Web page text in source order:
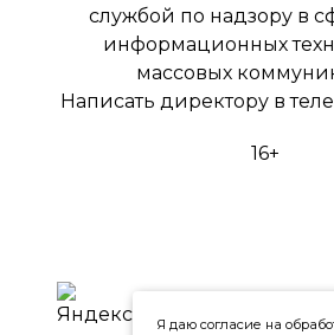
службой по надзору в
информационных
массовых
Написать директору в
16+
Я даю согласие на